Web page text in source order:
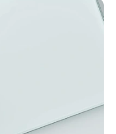
en schitteringen te
en foto’s vanuit alle
Lichtgewicht en